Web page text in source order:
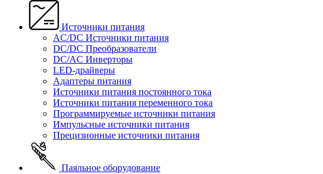
Источники питания
AC/DC Источники питания
DC/DC Преобразователи
DC/AC Инверторы
LED-драйверы
Адаптеры питания
Источники питания постоянного тока
Источники питания переменного тока
Программируемые источники питания
Импульсные источники питания
Прецизионные источники питания
Паяльное оборудование